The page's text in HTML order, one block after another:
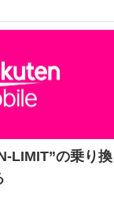
LIMIT”の乗り換